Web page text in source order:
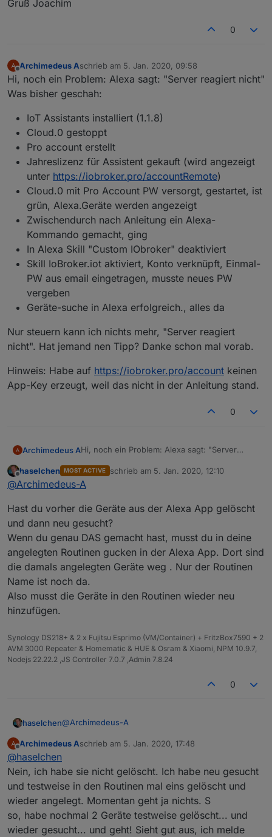
Gruß Joachim
0
Offline
Archimedeus Aschrieb am 5. Jan. 2020, 09:58
zuletzt editiert von
Hi, noch ein Problem: Alexa sagt: "Server reagiert nicht"
Was bisher geschah:
IoT Assistants installiert (1.1.8)
Cloud.0 gestoppt
Pro account erstellt
Jahreslizenz für Assistent gekauft (wird angezeigt
unter https://iobroker.pro/accountRemote)
Cloud.0 mit Pro Account PW versorgt, gestartet, ist
grün, Alexa.Geräte werden angezeigt
Zwischendurch nach Anleitung ein Alexa-
Kommando gemacht, ging
In Alexa Skill "Custom IObroker" deaktiviert
Skill IoBroker.iot aktiviert, Konto verknüpft, Einmal-
PW aus email eingetragen, musste neues PW
vergeben
Geräte-suche in Alexa erfolgreich., alles da
Nur steuern kann ich nichts mehr, "Server reagiert
nicht". Hat jemand nen Tipp? Danke schon mal vorab.
Hinweis: Habe auf https://iobroker.pro/account keinen
App-Key erzeugt, weil das nicht in der Anleitung stand.
0
Archimedeus AHi, noch ein Problem: Alexa sagt: "Server
Was bisher geschah:
IoT Assistants installiert (1.1.8)
Jahreslizenz für Assistent gekauft (wird
angezeigt unter
Cloud.0 mit Pro Account PW versorgt,
gestartet, ist grün, Alexa.Geräte werden
angezeigt
In Alexa Skill "Custom IObroker"
verknüpft, Einmal-PW aus email
eingetragen, musste neues PW vergeben
Geräte-suche in Alexa erfolgreich., alles
Nur steuern kann ich nichts mehr, "Server
schon mal vorab.
Hinweis: Habe aufhttps://iobroker.pro/account
keinen App-Key erzeugt, weil das nicht in der
Offline
haselchen MOST ACTIVE schrieb am 5. Jan. 2020, 12:10
zuletzt editiert von
@Archimedeus-A
Hast du vorher die Geräte aus der Alexa App gelöscht
und dann neu gesucht?
Wenn du genau DAS gemacht hast, musst du in deine
angelegten Routinen gucken in der Alexa App. Dort sind
die damals angelegten Geräte weg . Nur der Routinen
Name ist noch da.
Also musst die Geräte in den Routinen wieder neu
hinzufügen.
Synology DS218+ & 2 x Fujitsu Esprimo (VM/Container) + FritzBox7590 + 2
AVM 3000 Repeater & Homematic & HUE & Osram & Xiaomi, NPM 10.9.7,
Nodejs 22.22.2 ,JS Controller 7.0.7 ,Admin 7.8.24
0
haselchen@Archimedeus-A
Hast du vorher die Geräte aus der Alexa App
Wenn du genau DAS gemacht hast, musst du in
deine angelegten Routinen gucken in der Alexa
App. Dort sind die damals angelegten Geräte weg .
Nur der Routinen Name ist noch da.
Also musst die Geräte in den Routinen wieder neu
hinzufügen.
Offline
Archimedeus Aschrieb am 5. Jan. 2020, 17:48
zuletzt editiert von
@haselchen
Nein, ich habe sie nicht gelöscht. Ich habe neu gesucht
und testweise in den Routinen mal eins gelöscht und
wieder angelegt. Momentan geht ja nichts. S
so, habe nochmal 2 Geräte testweise gelöscht... und
wieder gesucht... und geht! Sieht gut aus, ich melde